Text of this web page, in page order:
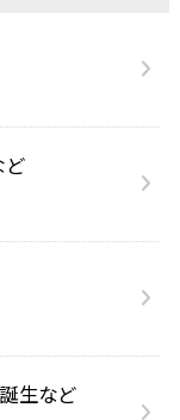
ど
生など